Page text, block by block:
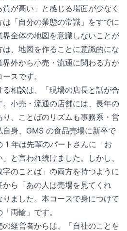
が高い」と感じる場面が少なく
「自分の業態の常識」をすでに
全体の地図を意識しないことが
、地図を作ることに意識的にな
界外から小売・流通に関わる方が
スです。
相談は、「現場の店長と話が合
小売・流通の店舗には、長年の
、ことばのリズムも事務系・営
身、GMS の食品売場に新卒で
1 年は先輩のパートさんに「お
と言われ続けました。しかし、
字のことば」の両方を持つように
ら「あの人は売場を見てくれ
ました。本コースで身につけて
両輪」です。
経営者からは、「自社のことを